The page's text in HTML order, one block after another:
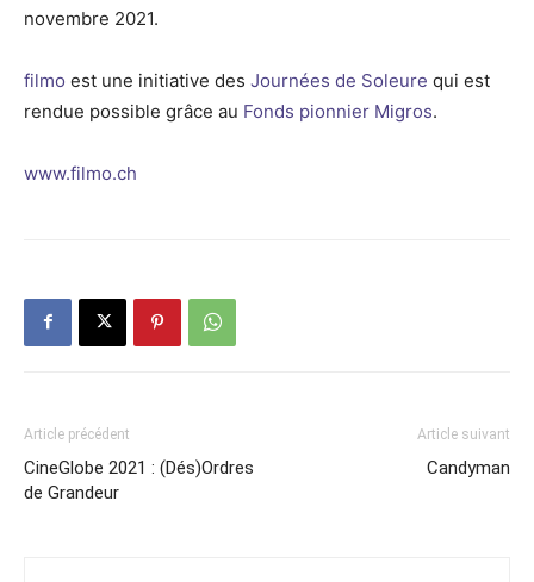
novembre 2021.
filmo est une initiative des Journées de Soleure qui est
rendue possible grâce au Fonds pionnier Migros.
www.filmo.ch
Article précédent
CineGlobe 2021 : (Dés)Ordres
de Grandeur
Article suivant
Candyman